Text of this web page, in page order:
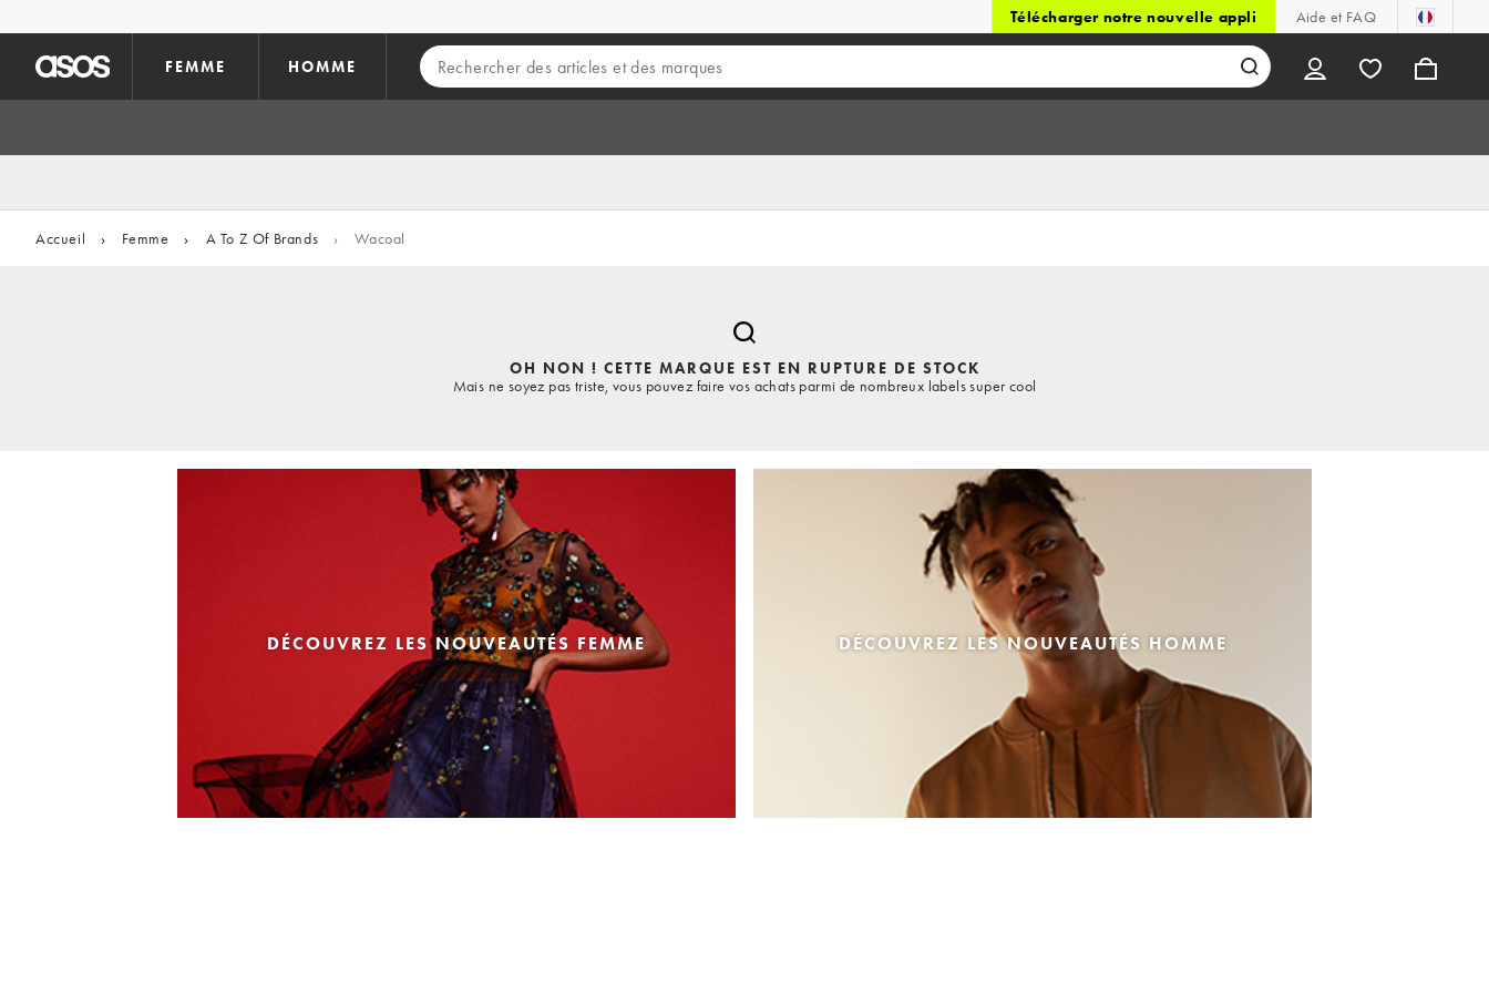
Télécharger notre nouvelle appli Aide et FAQ
FEMME HOMME
Accueil › Femme › A To Z Of Brands › Wacoal
OH NON ! CETTE MARQUE EST EN RUPTURE DE STOCK
Mais ne soyez pas triste, vous pouvez faire vos achats parmi de nombreux labels super cool
DÉCOUVREZ LES NOUVEAUTÉS FEMME DÉCOUVREZ LES NOUVEAUTÉS HOMME